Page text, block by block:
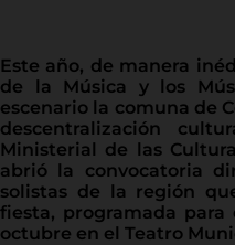
Este año, de manera
de la Música y los
escenario la comuna de
descentralización
Ministerial de las
abrió la convocatoria
solistas de la región
fiesta, programada
octubre en el Teatro